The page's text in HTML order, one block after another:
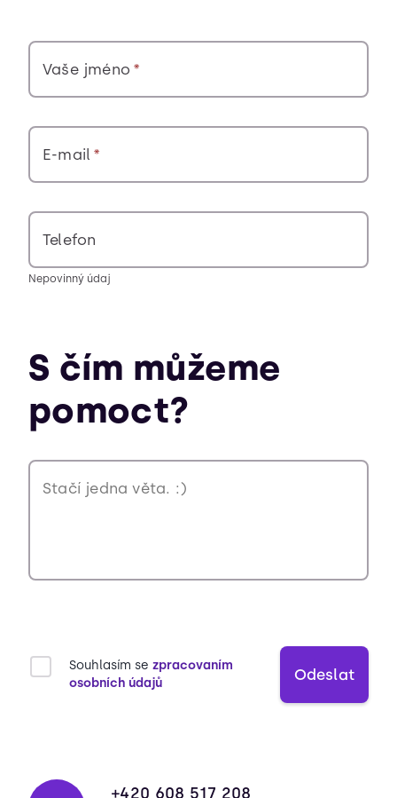
Vaše jméno
E-mail
Telefon
Nepovinný údaj
S čím můžeme
pomoct?
Souhlasím se zpracovaním
osobních údajů
Odeslat
+420 608 517 208